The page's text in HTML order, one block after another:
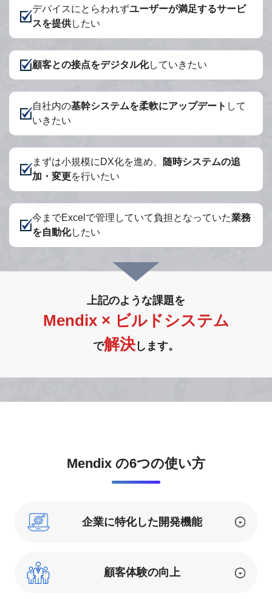
デバイスにとらわれずユーザーが満足するサービ
スを提供したい
顧客との接点をデジタル化していきたい
自社内の基幹システムを柔軟にアップデート して
いきたい
まずは小規模にDX化を進め、
随時システムの追
加・変更を行いたい
今までExcelで管理していて負担となっていた業務
を自動化したい
上記のような課題を
Mendix × ビルドシステム
で解決 します。
Mendix の6つの使い方
企業に特化した開発機能
顧客体験の向上